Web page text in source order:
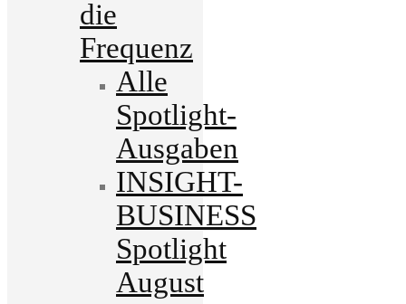
die
Frequenz
Alle
Spotlight-
Ausgaben
INSIGHT-
BUSINESS
Spotlight
August